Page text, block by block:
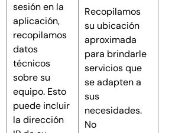
sesión en la
aplicación,
recopilamos
datos
técnicos
sobre su
equipo. Esto
puede incluir
la dirección
Recopilamos
su ubicación
aproximada
para brindarle
servicios que
se adapten a
sus
necesidades.
No